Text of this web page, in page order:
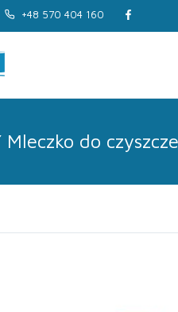
+48 570 404 160
Mleczko do